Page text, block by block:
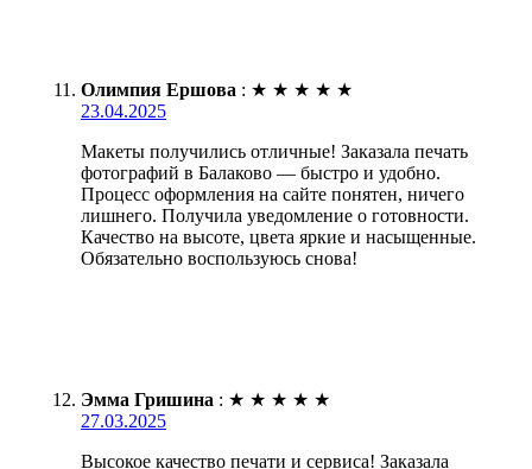
Олимпия Ершова : ★ ★ ★ ★ ★
23.04.2025
Макеты получились отличные! Заказала печать
фотографий в Балаково — быстро и удобно.
Процесс оформления на сайте понятен, ничего
лишнего. Получила уведомление о готовности.
Качество на высоте, цвета яркие и насыщенные.
Обязательно воспользуюсь снова!
Эмма Гришина : ★ ★ ★ ★ ★
27.03.2025
Высокое качество печати и сервиса! Заказала